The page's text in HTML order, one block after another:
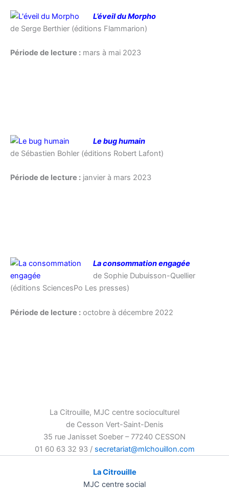
L’éveil du Morpho
de Serge Berthier (éditions Flammarion)
Période de lecture : mars à mai 2023
Le bug humain
de Sébastien Bohler (éditions Robert Lafont)
Période de lecture : janvier à mars 2023
La consommation engagée
de Sophie Dubuisson-Quellier
(éditions SciencesPo Les presses)
Période de lecture : octobre à décembre 2022
La Citrouille, MJC centre socioculturel
de Cesson Vert-Saint-Denis
35 rue Janisset Soeber – 77240 CESSON
01 60 63 32 93 / secretariat@mlchouillon.com
La Citrouille
MJC centre social